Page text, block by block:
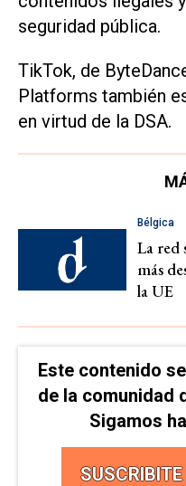
seguridad pública.
TikTok, de
Platforms también
en virtud de la DSA.
Bélgica
La red
más
la UE
Este contenido
de la comunidad
Sigamos